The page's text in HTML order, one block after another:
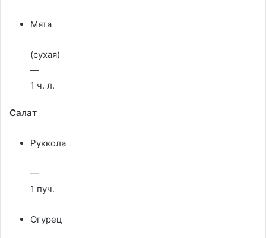
Мята
(сухая)
—
1 ч. л.
Салат
Руккола
—
1 пуч.
Огурец